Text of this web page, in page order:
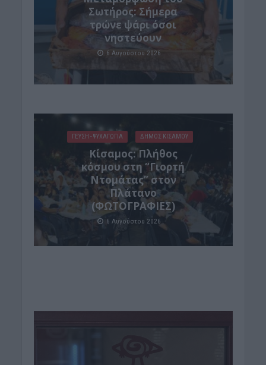
Σωτήρος: Σήμερα
τρώνε ψάρι όσοι
νηστεύουν
6 Αυγούστου 2026
ΓΕΎΣΗ - ΨΥΧΑΓΩΓΊΑ ΔΉΜΟΣ ΚΙΣΆΜΟΥ
Κίσαμος: Πλήθος
κόσμου στη “Γιορτή
Ντομάτας” στον
Πλάτανο
(ΦΩΤΟΓΡΑΦΙΕΣ)
6 Αυγούστου 2026